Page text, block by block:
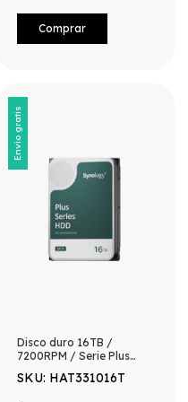
Envío gratis
Disco duro 16TB /
7200RPM / Serie Plus
Especializados para NAS
SKU: HAT331016T